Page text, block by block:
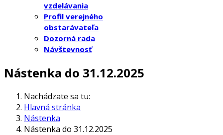
vzdelávania
Profil verejného
obstarávateľa
Dozorná rada
Návštevnosť
Nástenka do 31.12.2025
Nachádzate sa tu:
Hlavná stránka
Nástenka
Nástenka do 31.12.2025